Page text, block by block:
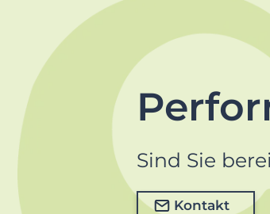
Sind Sie
Kontakt